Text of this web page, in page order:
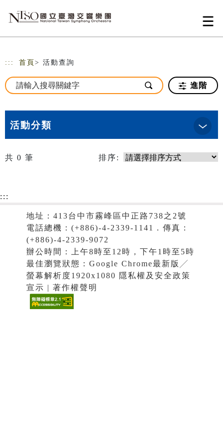
::: 首頁 > 活動查詢
進階
活動分類
共 0 筆 排序:
:::
地址：413台中市霧峰區中正路738之2號
電話總機：(+886)-4-2339-1141．傳真：
(+886)-4-2339-9072
辦公時間：上午8時至12時，下午1時至5時
最佳瀏覽狀態：Google Chrome最新版╱
螢幕解析度1920x1080 隱私權及安全政策
宣示 | 著作權聲明